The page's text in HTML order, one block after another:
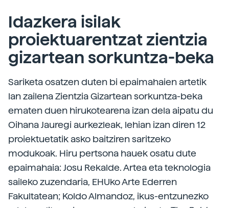
Idazkera isilak
proiektuarentzat zientzia
gizartean sorkuntza-beka
Sariketa osatzen duten bi epaimahaien artetik
lan zailena Zientzia Gizartean sorkuntza-beka
ematen duen hirukotearena izan dela aipatu du
Oihana Jauregi aurkezleak, lehian izan diren 12
proiektuetatik asko baitziren saritzeko
modukoak. Hiru pertsona hauek osatu dute
epaimahaia: Josu Rekalde. Artea eta teknologia
saileko zuzendaria, EHUko Arte Ederren
Fakultatean; Koldo Almandoz, ikus-entzunezko